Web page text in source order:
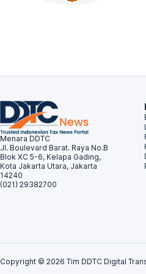
Menara DDTC
Jl. Boulevard Barat. Raya No.B
Blok XC 5-6, Kelapa Gading,
Kota Jakarta Utara, Jakarta
14240
(021) 29382700
Copyright © 2026 Tim DDTC Digital